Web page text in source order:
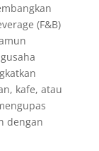
(F&B)
kafe, atau
dengan